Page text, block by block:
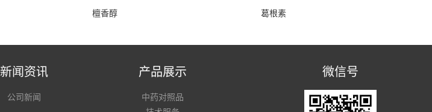
檀香醇 葛根素
新闻资讯
公司新闻
产品展示
中药对照品
微信号